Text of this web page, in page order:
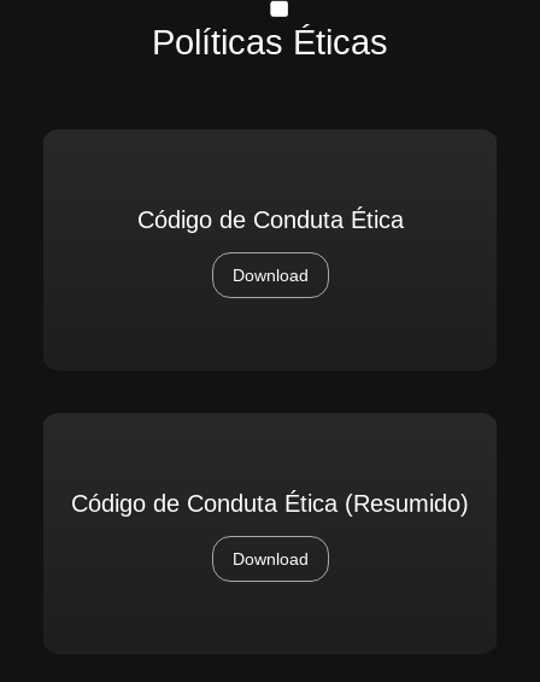
Políticas Éticas
Código de Conduta Ética
Download
Código de Conduta Ética (Resumido)
Download